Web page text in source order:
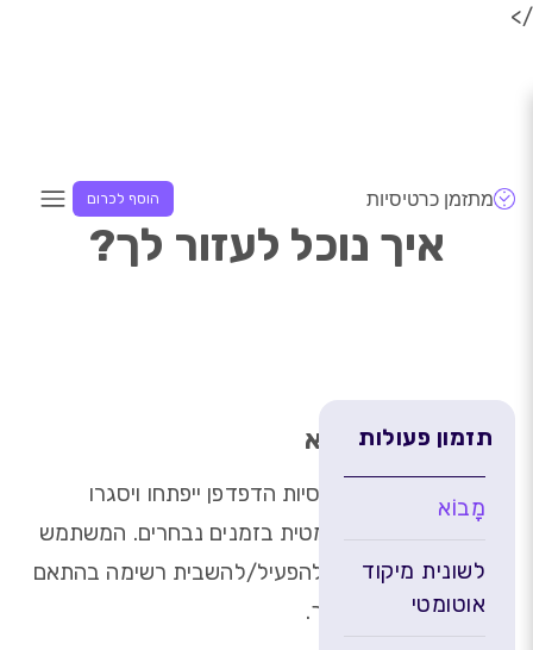
/>
מתזמן כרטיסיות הוסף לכרום
איך נוכל לעזור לך?
תזמון פעולות
מָבוֹא
לשונית מיקוד
אוטומטי
מָבוֹא
כרטיסיות הדפדפן ייפתחו ויסגרו
אוטומטית בזמנים נבחרים. המשתמש
יכול להפעיל/להשבית רשימה בהתאם
לצורך.